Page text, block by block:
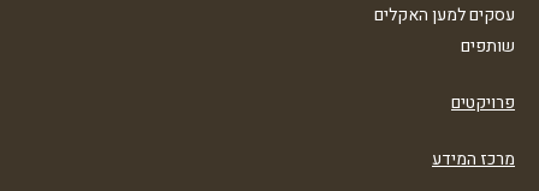
עסקים למען האקלים
שותפים
פרויקטים
מרכז המידע